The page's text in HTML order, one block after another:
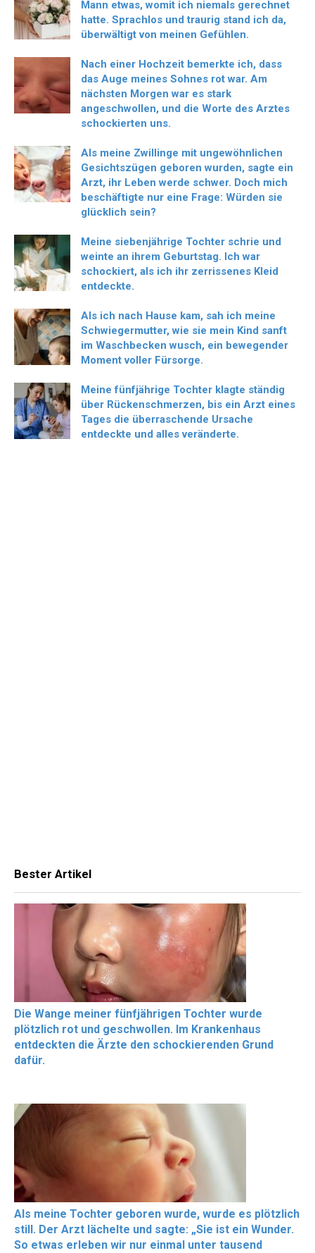
Mann etwas, womit ich niemals gerechnet
hatte. Sprachlos und traurig stand ich da,
überwältigt von meinen Gefühlen.
Nach einer Hochzeit bemerkte ich, dass
das Auge meines Sohnes rot war. Am
nächsten Morgen war es stark
angeschwollen, und die Worte des Arztes
schockierten uns.
Als meine Zwillinge mit ungewöhnlichen
Gesichtszügen geboren wurden, sagte ein
Arzt, ihr Leben werde schwer. Doch mich
beschäftigte nur eine Frage: Würden sie
glücklich sein?
Meine siebenjährige Tochter schrie und
weinte an ihrem Geburtstag. Ich war
schockiert, als ich ihr zerrissenes Kleid
entdeckte.
Als ich nach Hause kam, sah ich meine
Schwiegermutter, wie sie mein Kind sanft
im Waschbecken wusch, ein bewegender
Moment voller Fürsorge.
Meine fünfjährige Tochter klagte ständig
über Rückenschmerzen, bis ein Arzt eines
Tages die überraschende Ursache
entdeckte und alles veränderte.
Bester Artikel
Die Wange meiner fünfjährigen Tochter wurde
plötzlich rot und geschwollen. Im Krankenhaus
entdeckten die Ärzte den schockierenden Grund
dafür.
Als meine Tochter geboren wurde, wurde es plötzlich
still. Der Arzt lächelte und sagte: „Sie ist ein Wunder.
So etwas erleben wir nur einmal unter tausend